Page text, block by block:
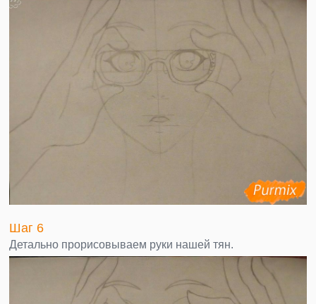
Шаг 6
Детально прорисовываем руки нашей тян.